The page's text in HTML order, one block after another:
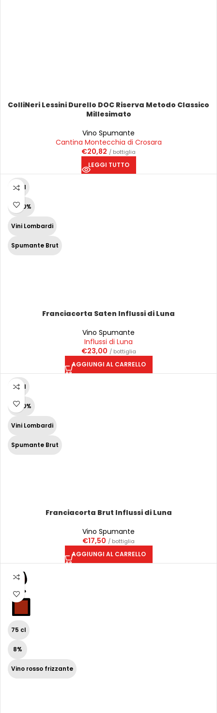
ColliNeri Lessini Durello DOC Riserva Metodo Classico
Millesimato
Vino Spumante
Cantina Montecchia di Crosara
€20,82 / bottiglia
LEGGI TUTTO
75 cl
12,50%
Vini Lombardi
Spumante Brut
Franciacorta Saten Influssi di Luna
Vino Spumante
Influssi di Luna
€23,00 / bottiglia
AGGIUNGI AL CARRELLO
75 cl
12,50%
Vini Lombardi
Spumante Brut
Franciacorta Brut Influssi di Luna
Vino Spumante
€17,50 / bottiglia
AGGIUNGI AL CARRELLO
75 cl
8%
Vino rosso frizzante